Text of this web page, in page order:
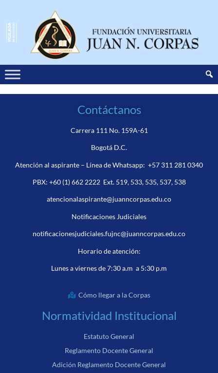
Contáctanos
Carrera 111 No. 159A-61
Bogotá D.C.
Atención al aspirante – Línea de Whatsapp: +57 311 281 0340
PBX: +60 (1) 662 2222Ext. 519, 533, 535, 537, 538
atencionalaspirante@juanncorpas.edu.co
Notificaciones Judiciales
notificacionesjudiciales.fujnc@juanncorpas.edu.co
Horario de atención:
Lunes a viernes de 7:30 a.m a 5:30 p.m
Cómo llegar a la Corpas
Normatividad Institucional
Estatuto General
Reglamento Docente General
Adición Reglamento Docente General